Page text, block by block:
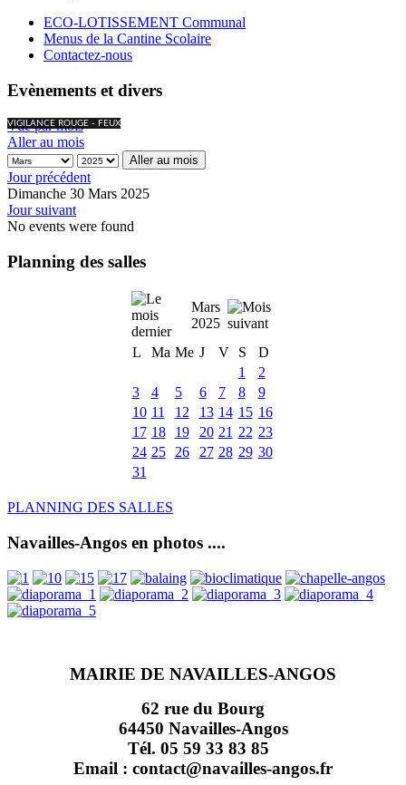
ECO-LOTISSEMENT Communal
Menus de la Cantine Scolaire
Contactez-nous
Evènements et divers
VIGILANCE ROUGE - FEUX
Vue par mois
Aller au mois
Aller au mois
Jour précédent
Dimanche 30 Mars 2025
Jour suivant
No events were found
Planning des salles
Mars
2025
L
Ma Me J V S
D
1
2
3
4 5 6 7 8
9
10 11 12 13 14 15 16
17 18 19 20 21 22 23
24 25 26 27 28 29 30
31
PLANNING DES SALLES
Navailles-Angos en photos ....
MAIRIE DE NAVAILLES-ANGOS
62 rue du Bourg
64450 Navailles-Angos
Tél. 05 59 33 83 85
Email : contact@navailles-angos.fr